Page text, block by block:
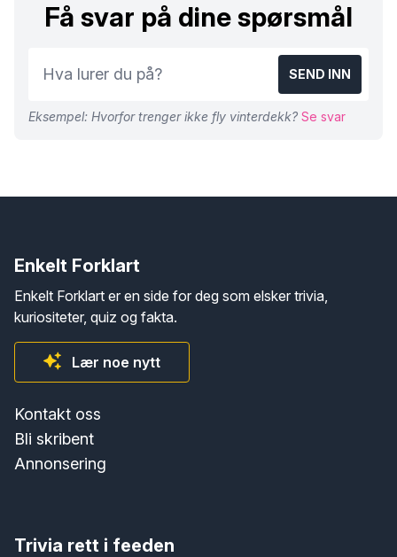
Få svar på dine spørsmål
SEND INN
Eksempel: Hvorfor trenger ikke fly vinterdekk? Se svar
Enkelt Forklart
Enkelt Forklart er en side for deg som elsker trivia,
kuriositeter, quiz og fakta.
Lær noe nytt
Kontakt oss
Bli skribent
Annonsering
Trivia rett i feeden